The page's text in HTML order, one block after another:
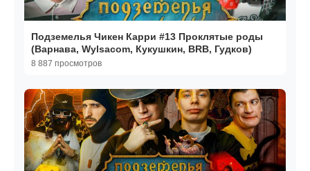
Подземелья Чикен Карри #13 Проклятые роды
(Варнава, Wylsacom, Кукушкин, BRB, Гудков)
8 887 просмотров